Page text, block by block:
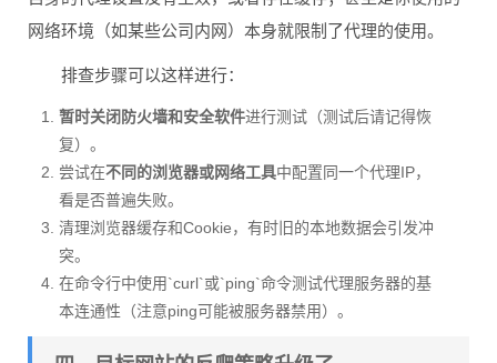
网络环境（如某些公司内网）本身就限制了代理的使用。
排查步骤可以这样进行：
暂时关闭防火墙和安全软件进行测试（测试后请记得恢
复）。
尝试在不同的浏览器或网络工具中配置同一个代理IP，
看是否普遍失败。
清理浏览器缓存和Cookie，有时旧的本地数据会引发冲
突。
在命令行中使用`curl`或`ping`命令测试代理服务器的基
本连通性（注意ping可能被服务器禁用）。